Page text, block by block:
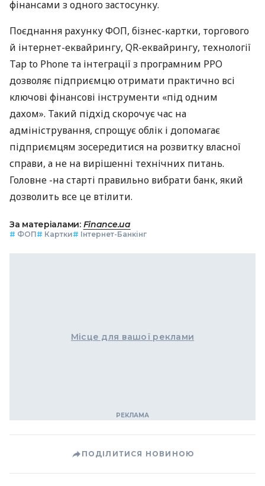
фінансами з одного застосунку.
Поєднання рахунку ФОП, бізнес-картки, торгового
й інтернет-еквайрингу, QR-еквайрингу, технології
Tap to Phone та інтеграції з програмним РРО
дозволяє підприємцю отримати практично всі
ключові фінансові інструменти «під одним
дахом». Такий підхід скорочує час на
адміністрування, спрощує облік і допомагає
підприємцям зосередитися на розвитку власної
справи, а не на вирішенні технічних питань.
Головне -на старті правильно вибрати банк, який
дозволить все це втілити.
За матеріалами: Finance.ua
# ФОП# Картки# Інтернет-Банкінг
Місце для вашої реклами
ПОДІЛИТИСЯ НОВИНОЮ